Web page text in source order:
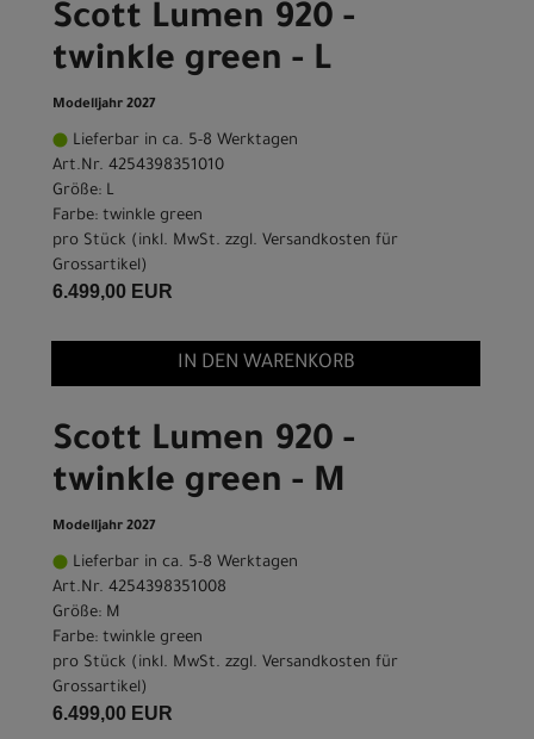
Scott Lumen 920 -
twinkle green - L
Modelljahr 2027
Lieferbar in ca. 5-8 Werktagen
Art.Nr. 4254398351010
Größe: L
Farbe: twinkle green
pro Stück (inkl. MwSt. zzgl. Versandkosten für
Grossartikel)
6.499,00 EUR
IN DEN WARENKORB
Scott Lumen 920 -
twinkle green - M
Modelljahr 2027
Lieferbar in ca. 5-8 Werktagen
Art.Nr. 4254398351008
Größe: M
Farbe: twinkle green
pro Stück (inkl. MwSt. zzgl. Versandkosten für
Grossartikel)
6.499,00 EUR